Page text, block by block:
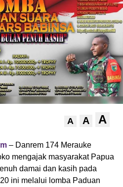
A A A
– Danrem 174 Merauke
mengajak masyarakat Papua
damai dan kasih pada
ini melalui lomba Paduan